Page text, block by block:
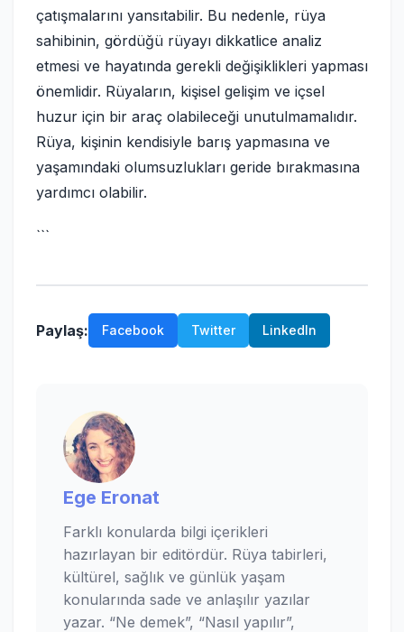
çatışmalarını yansıtabilir. Bu nedenle, rüya
sahibinin, gördüğü rüyayı dikkatlice analiz
etmesi ve hayatında gerekli değişiklikleri yapması
önemlidir. Rüyaların, kişisel gelişim ve içsel
huzur için bir araç olabileceği unutulmamalıdır.
Rüya, kişinin kendisiyle barış yapmasına ve
yaşamındaki olumsuzlukları geride bırakmasına
yardımcı olabilir.
```
Paylaş: Facebook Twitter LinkedIn
Ege Eronat
Farklı konularda bilgi içerikleri
hazırlayan bir editördür. Rüya tabirleri,
kültürel, sağlık ve günlük yaşam
konularında sade ve anlaşılır yazılar
yazar. “Ne demek”, “Nasıl yapılır”,